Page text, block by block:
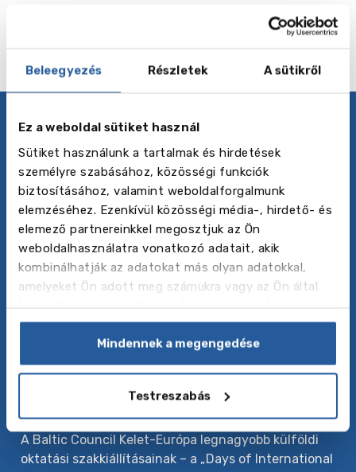
Beleegyezés Részletek A sütikről
Ez a weboldal sütiket használ
Sütiket használunk a tartalmak és hirdetések
személyre szabásához, közösségi funkciók
biztosításához, valamint weboldalforgalmunk
elemzéséhez. Ezenkívül közösségi média-, hirdető- és
elemező partnereinkkel megosztjuk az Ön
weboldalhasználatra vonatkozó adatait, akik
kombinálhatják az adatokat más olyan adatokkal,
amelyeket Ön adott meg számukra vagy az Ön által
Mindennek a megengedése
Testreszabás
Adatvédelmi irányelvek
Kövess minket
Rólunk
A Baltic Council for International Education közép
és kelet Európa vezető külföldi oktatási
ügynöksége, amely különféle külföldi tanulmányi
programokat kínál – a nyelvtanfolyamoktól és nyári
kapcsolatban, a lehetőségek feltérképezésében
Európában, Amerikában, Kanadában és más kedvelt
Rólunk
A Baltic Council Kelet-Európa legnagyobb külföldi
oktatási szakkiállításainak – a „Days of International